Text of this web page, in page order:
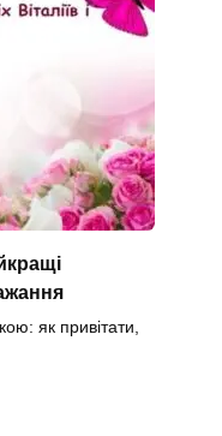
як привітати,